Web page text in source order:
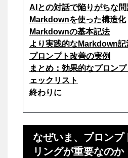
AIとの対話で陥りがちな問
Markdownを使った構造化
Markdownの基本記法
より実践的なMarkdown記
プロンプト改善の実例
まとめ：効果的なプロン
ェックリスト
終わりに
なぜいま、プロンプ
リングが重要なのか